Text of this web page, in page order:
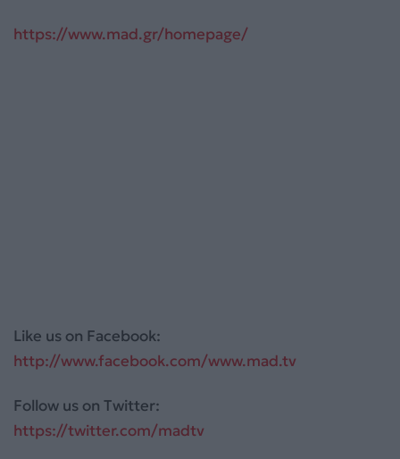
https://www.mad.gr/homepage/
Like us on Facebook:
http://www.facebook.com/www.mad.tv
Follow us on Twitter:
https://twitter.com/madtv